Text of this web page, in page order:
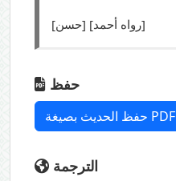
[حسن] [رواه أحمد]
حفظ
حفظ الحديث بصيغة PDF
الترجمة